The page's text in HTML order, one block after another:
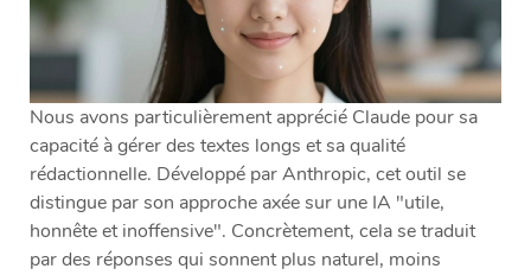
Nous avons particulièrement apprécié Claude pour sa
capacité à gérer des textes longs et sa qualité
rédactionnelle. Développé par Anthropic, cet outil se
distingue par son approche axée sur une IA "utile,
honnête et inoffensive". Concrètement, cela se traduit
par des réponses qui sonnent plus naturel, moins